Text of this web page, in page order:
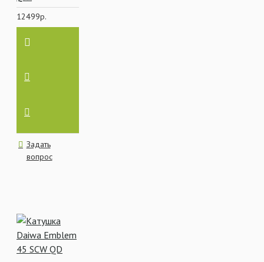
12499р.
Задать
вопрос